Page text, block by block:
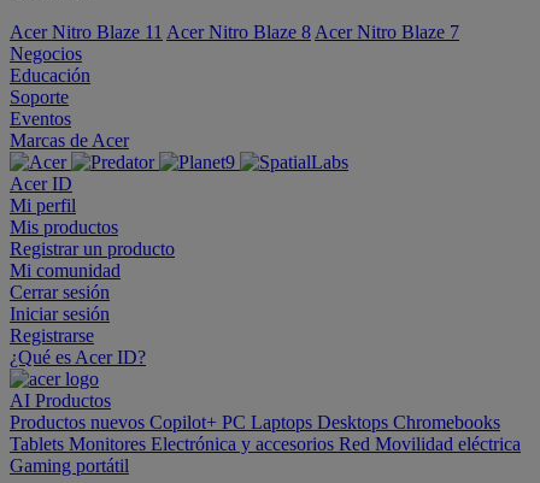
Acer Nitro Blaze 11 Acer Nitro Blaze 8 Acer Nitro Blaze 7
Negocios
Educación
Soporte
Eventos
Marcas de Acer
Acer ID
Mi perfil
Mis productos
Registrar un producto
Mi comunidad
Cerrar sesión
Iniciar sesión
Registrarse
¿Qué es Acer ID?
AI Productos
Productos nuevos Copilot+ PC Laptops Desktops Chromebooks
Tablets Monitores Electrónica y accesorios Red Movilidad eléctrica
Gaming portátil